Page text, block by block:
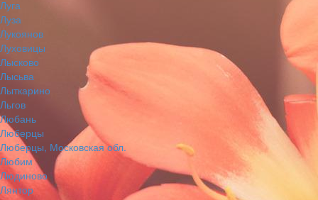
Луга
Луза
Лукоянов
Луховицы
Лысково
Лысьва
Лыткарино
Льгов
Любань
Люберцы
Люберцы, Московская обл.
Любим
Людиново
Лянтор